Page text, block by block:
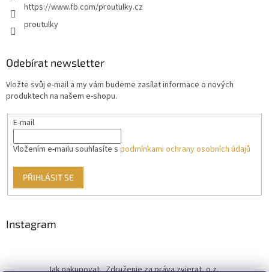
https://www.fb.com/proutulky.cz
proutulky
Odebírat newsletter
Vložte svůj e-mail a my vám budeme zasílat informace o nových
produktech na našem e-shopu.
E-mail
Vložením e-mailu souhlasíte s podmínkami ochrany osobních údajů
PŘIHLÁSIT SE
Instagram
Jak nakupovat Združenie za práva zvierat, o.z.